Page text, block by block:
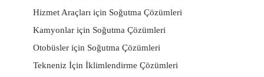
Hizmet Araçları için Soğutma Çözümleri
Kamyonlar için Soğutma Çözümleri
Otobüsler için Soğutma Çözümleri
Tekneniz İçin İklimlendirme Çözümleri